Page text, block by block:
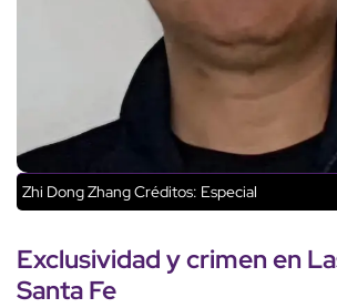
Zhi Dong ZhangCréditos: Especial
Exclusividad y crimen en
Santa Fe